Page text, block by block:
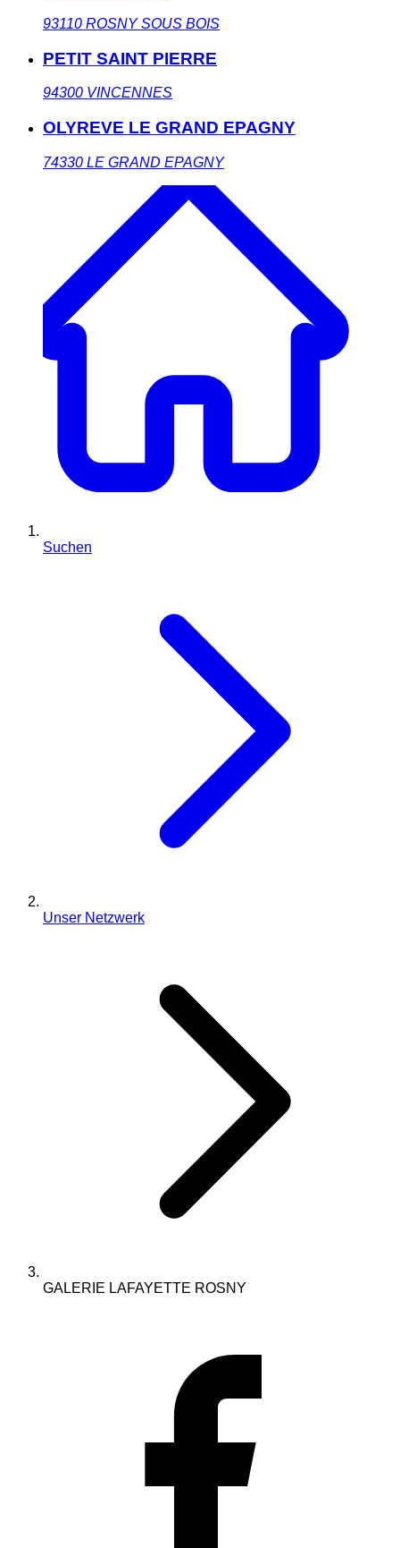
93110 ROSNY SOUS BOIS
PETIT SAINT PIERRE
94300 VINCENNES
OLYREVE LE GRAND EPAGNY
74330 LE GRAND EPAGNY
Suchen
Unser Netzwerk
GALERIE LAFAYETTE ROSNY